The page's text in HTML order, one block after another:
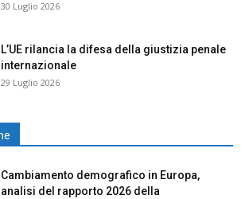
30 Luglio 2026
L’UE rilancia la difesa della giustizia penale
internazionale
29 Luglio 2026
Cambiamento demografico in Europa,
analisi del rapporto 2026 della